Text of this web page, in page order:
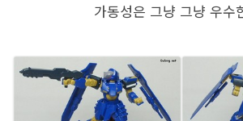
가동성은 그냥 그냥 우수